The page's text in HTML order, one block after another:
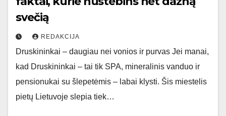
svečią
REDAKCIJA
Druskininkai – daugiau nei vonios ir purvas Jei manai,
kad Druskininkai – tai tik SPA, mineralinis vanduo ir
pensionukai su šlepetėmis – labai klysti. Šis miestelis
pietų Lietuvoje slepia tiek…